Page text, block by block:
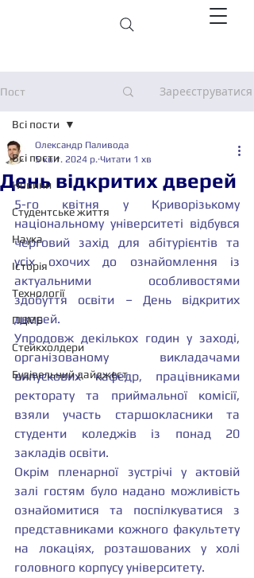
Пост Зареєструватися
Всі пости
Новини
Студентське життя
Наука
Історія
Технології
ПЦМБ
Стейкхолдери
Будівельний дайджест
Всі пости
День відкритих дверей
Олександр Паливода
5 квіт. 2024 р. Читати 1 хв
5-го квітня у Криворізькому
національному університеті відбувся
черговий захід для абітурієнтів та
усіх охочих до ознайомлення із
актуальними особливостями
здобуття освіти – День відкритих
дверей.
Упродовж декількох годин у заході,
організованому викладачами
випускових кафедр, працівниками
ректорату та приймальної комісії,
взяли участь старшокласники та
студенти коледжів із понад 20
закладів освіти.
Окрім пленарної зустрічі у актовій
залі гостям було надано можливість
ознайомитися та поспілкуватися з
представниками кожного факультету
на локаціях, розташованих у холі
головного корпусу університету.